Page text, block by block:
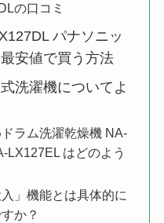
の口コミ
パナソニッ
安値で買う方法
洗濯機についてよ
ラム洗濯乾燥機 NA-
LX127EL はどのよう
入」機能とは具体的に
か？